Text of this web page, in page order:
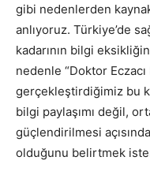
gibi nedenlerden
anlıyoruz. Türkiye’de
kadarının bilgi
nedenle “Doktor
gerçekleştirdiğimiz bu
bilgi paylaşımı değil,
güçlendirilmesi
olduğunu belirtmek